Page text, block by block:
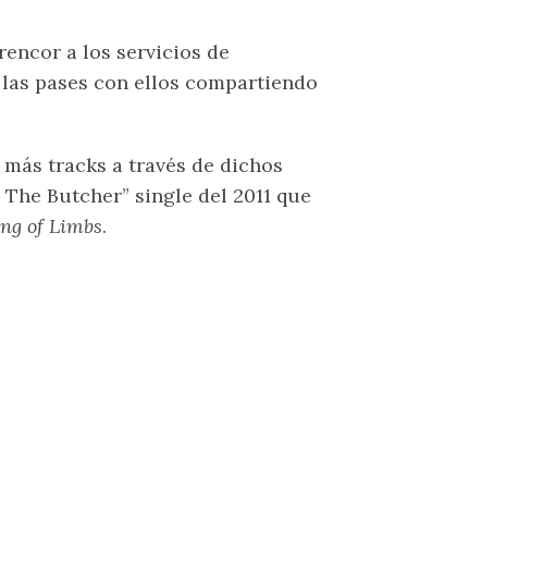
a los servicios de
pases con ellos compartiendo
tracks a través de dichos
Butcher” single del 2011 que
of Limbs.